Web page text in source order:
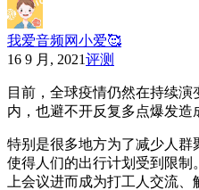
我爱音频网小爱🥰
16 9 月, 2021评测
目前，全球疫情仍然在持续
内，也避不开反复多点爆发造
特别是很多地方为了减少人群
使得人们的出行计划受到限
上会议进而成为打工人交流、